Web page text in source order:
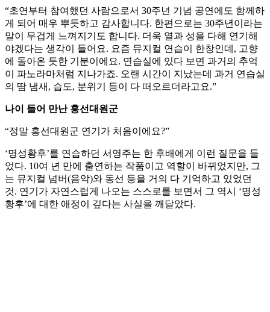
“초연부터 참여했던 사람으로서 30주년 기념 공연에도 함께하
게 되어 매우 뿌듯하고 감사합니다. 한편으로는 30주년이라는
말이 무겁게 느껴지기도 합니다. 더욱 열과 성을 다해 연기해
야겠다는 생각이 들어요. 요즘 뮤지컬 연습이 한창인데, 고향
에 돌아온 듯한 기분이에요. 연습실에 있다 보면 과거의 추억
이 파노라마처럼 지나가죠. 오랜 시간이 지났는데 과거 연습실
의 땀 냄새, 습도, 분위기 등이 다 떠오르더라고요.”
나이 들어 만난 흥선대원군
“정말 흥선대원군 연기가 처음이에요?”
‘명성황후’를 연습하던 서영주는 한 후배에게 이런 질문을 들
었다. 10여 년 만에 출연하는 작품이고 역할이 바뀌었지만, 그
는 뮤지컬 넘버(음악)와 동선 등을 거의 다 기억하고 있었던
것. 연기가 자연스럽게 나오는 스스로를 보면서 그 역시 ‘명성
황후’에 대한 애정이 깊다는 사실을 깨달았다.